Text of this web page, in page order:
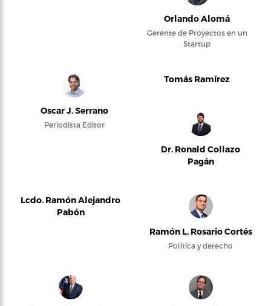
Orlando Alomá
Gerente de Proyectos en un
Startup
Oscar J. Serrano
Periodista Editor
Tomás Ramírez
Dr. Ronald Collazo
Pagán
Lcdo. Ramón Alejandro
Pabón
Ramón L. Rosario Cortés
Política y derecho